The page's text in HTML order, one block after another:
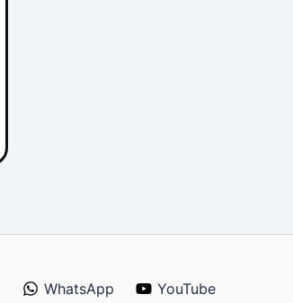
WhatsApp YouTube